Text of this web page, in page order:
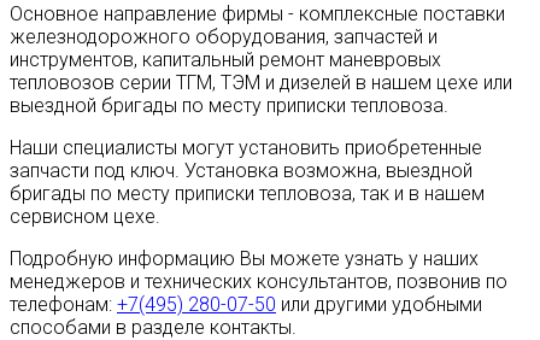
Основное направление фирмы - комплексные поставки
железнодорожного оборудования, запчастей и
инструментов, капитальный ремонт маневровых
тепловозов серии ТГМ, ТЭМ и дизелей в нашем цехе или
выездной бригады по месту приписки тепловоза.
Наши специалисты могут установить приобретенные
запчасти под ключ. Установка возможна, выездной
бригады по месту приписки тепловоза, так и в нашем
сервисном цехе.
Подробную информацию Вы можете узнать у наших
менеджеров и технических консультантов, позвонив по
телефонам: +7(495) 280-07-50 или другими удобными
способами в разделе контакты.